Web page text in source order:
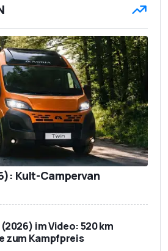
Kult-Campervan
im Video: 520 km
zum Kampfpreis